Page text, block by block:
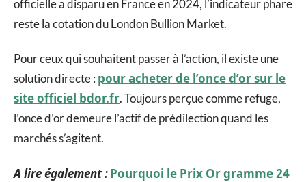
officielle a disparu en France en 2024, l’indicateur phare
reste la cotation du London Bullion Market.
Pour ceux qui souhaitent passer à l’action, il existe une
solution directe : pour acheter de l’once d’or sur le
site officiel bdor.fr. Toujours perçue comme refuge,
l’once d’or demeure l’actif de prédilection quand les
marchés s’agitent.
A lire également :Pourquoi le Prix Or gramme 24